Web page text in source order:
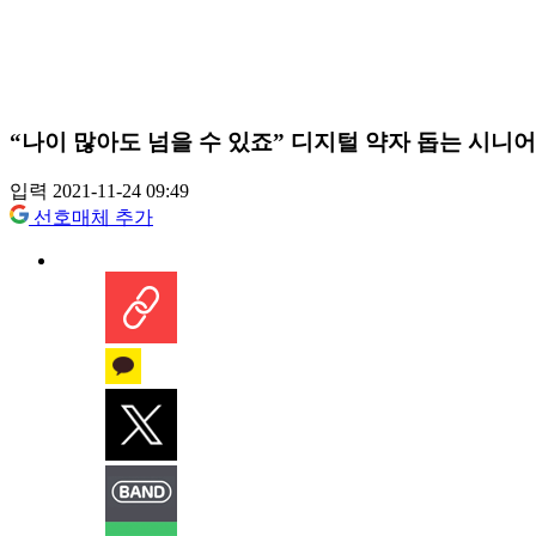
“나이 많아도 넘을 수 있죠” 디지털 약자 돕는 시니
입력 2021-11-24 09:49
선호매체 추가